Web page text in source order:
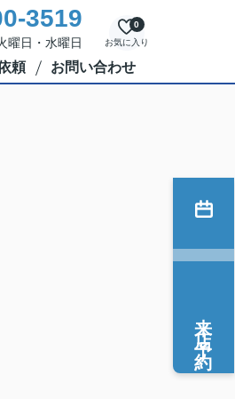
3519
日・水曜日 お気に入り
0
頼 お問い合わせ
来店予約